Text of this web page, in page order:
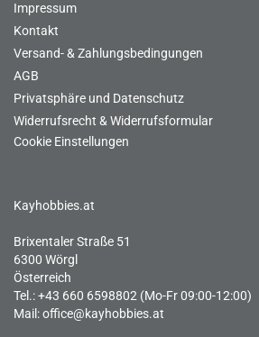
Impressum
Kontakt
Versand- & Zahlungsbedingungen
AGB
Privatsphäre und Datenschutz
Widerrufsrecht & Widerrufsformular
Cookie Einstellungen
Kayhobbies.at
Brixentaler Straße 51
6300 Wörgl
Österreich
Tel.: +43 660 6598802 (Mo-Fr 09:00-12:00)
Mail:office@kayhobbies.at